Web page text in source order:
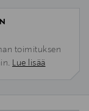
toimituksen
Lue lisää